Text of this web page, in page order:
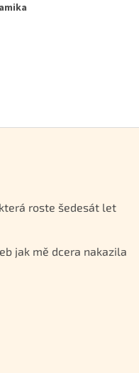
roste šedesát let
jak mě dcera nakazila